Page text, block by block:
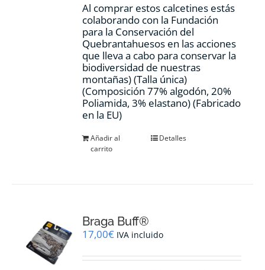
Al comprar estos calcetines estás
colaborando con la Fundación
para la Conservación del
Quebrantahuesos en las acciones
que lleva a cabo para conservar la
biodiversidad de nuestras
montañas) (Talla única)
(Composición 77% algodón, 20%
Poliamida, 3% elastano) (Fabricado
en la EU)
Añadir al
carrito
Detalles
Braga Buff®
17,00€ IVA incluido